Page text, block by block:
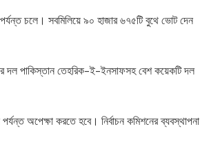
চলে। সবমিলিয়ে ৯০ হাজার ৬৭৫টি বুথে ভোট দেন
দল পাকিস্তান তেহরিক-ই-ইনসাফসহ বেশ কয়েকটি দল
অপেক্ষা করতে হবে। নির্বাচন কমিশনের ব্যবস্থাপনা